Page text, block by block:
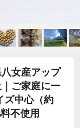
八女産アップ
ご家庭に一
ズ中心（約
不使用